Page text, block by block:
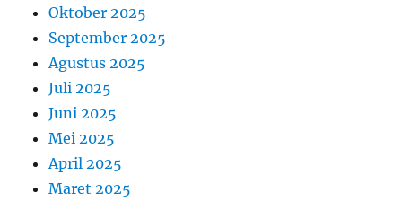
Oktober 2025
September 2025
Agustus 2025
Juli 2025
Juni 2025
Mei 2025
April 2025
Maret 2025